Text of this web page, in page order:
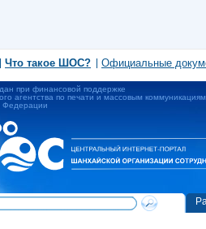
Что такое ШОС? Официальные
при финансовой поддержке
агентства по печати и массовым коммуникациям
Федерации